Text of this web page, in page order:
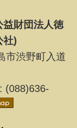
益財団法人徳
社)
渋野町入道
(088)636-